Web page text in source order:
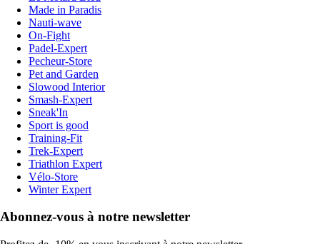
Made in Paradis
Nauti-wave
On-Fight
Padel-Expert
Pecheur-Store
Pet and Garden
Slowood Interior
Smash-Expert
Sneak'In
Sport is good
Training-Fit
Trek-Expert
Triathlon Expert
Vélo-Store
Winter Expert
Abonnez-vous à notre newsletter